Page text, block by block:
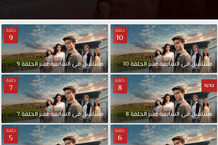
حلقة
10
مسلسل في السابعة عشر الحلقة 10
حلقة
9
مسلسل في السابعة عشر الحلقة 9
جديد
حلقة
8
مسلسل في السابعة عشر الحلقة 8
حلقة
7
مسلسل في السابعة عشر الحلقة 7
حلقة
6
حلقة
5